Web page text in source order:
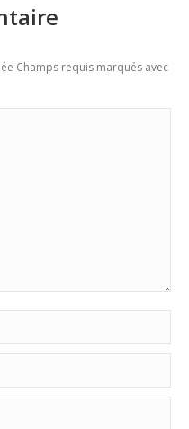
Champs requis marqués avec